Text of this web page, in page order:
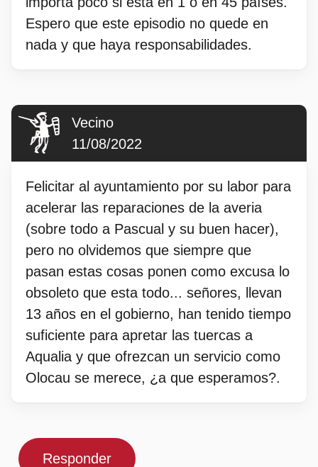
Espero que este episodio no quede en
nada y que haya responsabilidades.
Vecino
11/08/2022
Felicitar al ayuntamiento por su labor para
acelerar las reparaciones de la averia
(sobre todo a Pascual y su buen hacer),
pero no olvidemos que siempre que
pasan estas cosas ponen como excusa lo
obsoleto que esta todo... señores, llevan
13 años en el gobierno, han tenido tiempo
suficiente para apretar las tuercas a
Aqualia y que ofrezcan un servicio como
Olocau se merece, ¿a que esperamos?.
Responder